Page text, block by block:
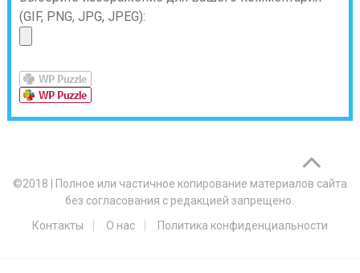
(GIF, PNG, JPG, JPEG):
©2018
Полное или частичное копирование материалов сайта
без согласования с редакцией запрещено.
Контакты
О нас Политика конфиденциальности